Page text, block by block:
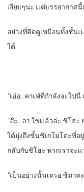
เงียบๆน่ะ​ เเต่บรรยากาศ​
อย่างที่คิดดูเหมือนทั้งชั้นเ
ได้
“เอ่อ.. คาเฟ่ที่กําลังจะไป
“อ๊ะ.. อา​ ใช่เเล้วล่ะ​ ชิ​โฮ
ได้ยุ่งถึงขั้นชิเกโมโตะที่
กลับกับชิโฮะ​ พวกเราจะเ
“เป็นอย่างนั้นเหรอ​ ชิมาด